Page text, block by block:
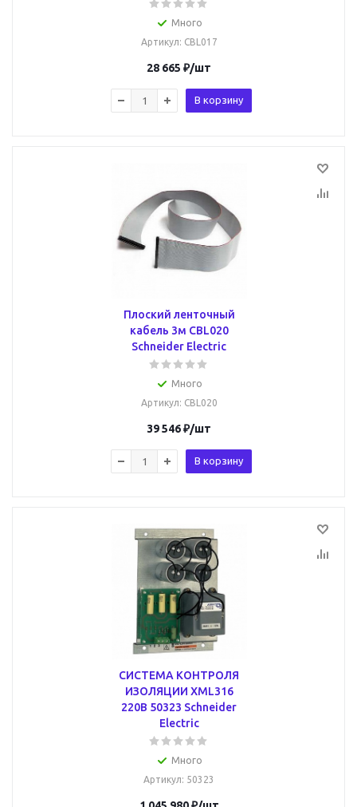
Много
Артикул: CBL017
28 665 ₽/шт
В корзину
Плоский ленточный
кабель 3м CBL020
Schneider Electric
Много
Артикул: CBL020
39 546₽/шт
В корзину
СИСТЕМА КОНТРОЛЯ
ИЗОЛЯЦИИ XML316
220В 50323 Schneider
Electric
Много
Артикул: 50323